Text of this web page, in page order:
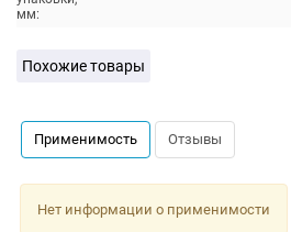
мм:
Похожие товары
Применимость Отзывы
Нет информации о применимости